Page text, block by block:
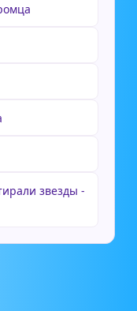
звезды -